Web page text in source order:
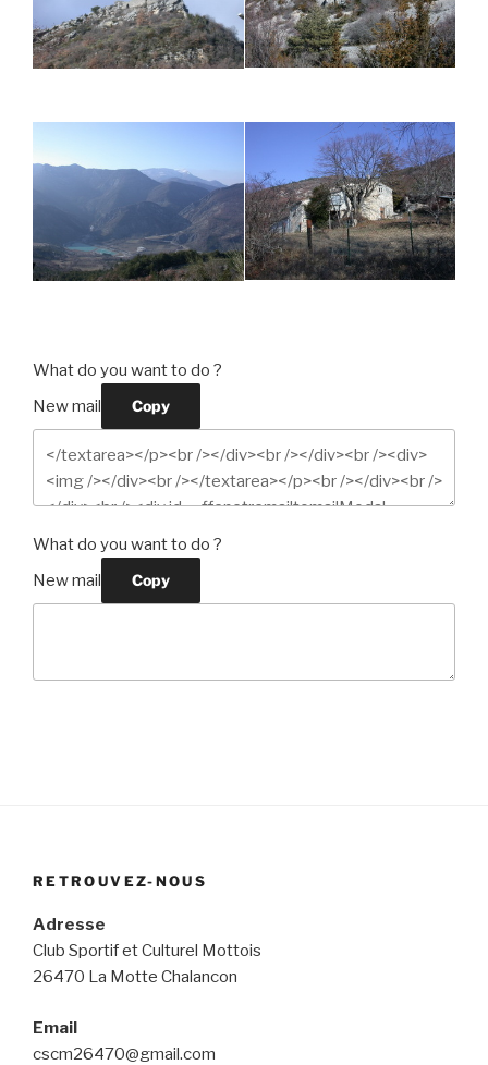
What do you want to do ?
New mail
Copy
What do you want to do ?
New mail
Copy
RETROUVEZ-NOUS
Adresse
Club Sportif et Culturel Mottois
26470 La Motte Chalancon
Email
cscm26470@gmail.com